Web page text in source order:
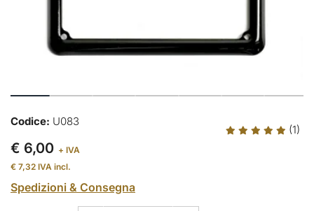
(1)
Codice: U083
€ 6,00 + IVA
€ 7,32 IVA incl.
Spedizioni & Consegna